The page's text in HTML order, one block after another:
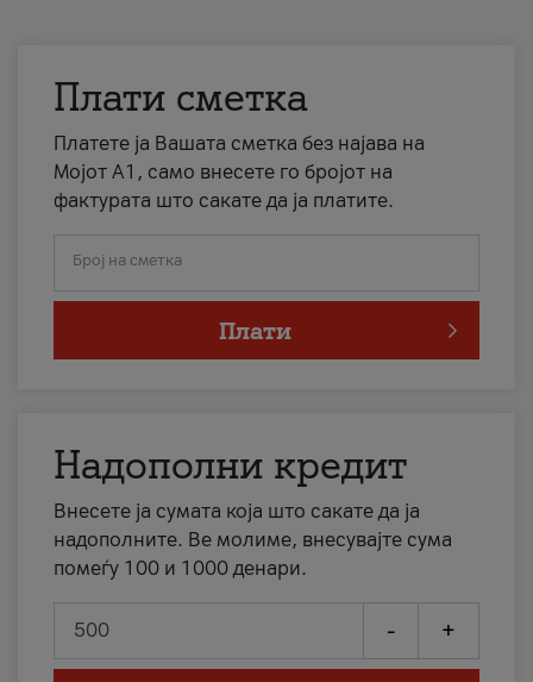
Плати сметка
Платете ја Вашата сметка без најава на
Мојот А1, само внесете го бројот на
фактурата што сакате да ја платите.
Број на сметка
Плати
Надополни кредит
Внесете ја сумата која што сакате да ја
надополните. Ве молиме, внесувајте сума
помеѓу 100 и 1000 денари.
- +